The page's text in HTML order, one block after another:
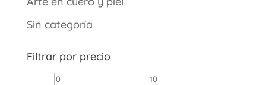
Sin categoría
Filtrar por precio
Precio
Precio